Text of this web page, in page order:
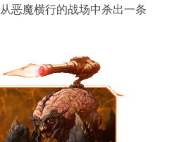
恶魔横行的战场中杀出一条